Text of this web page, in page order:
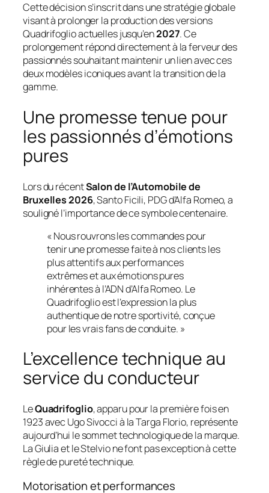
Cette décision s’inscrit dans une stratégie globale
visant à prolonger la production des versions
Quadrifoglio actuelles jusqu’en2027. Ce
prolongement répond directement à la ferveur des
passionnés souhaitant maintenir un lien avec ces
deux modèles iconiques avant la transition de la
gamme.
Une promesse tenue pour
les passionnés d’émotions
pures
Lors du récentSalon de l’Automobile de
Bruxelles 2026, Santo Ficili, PDG d’Alfa Romeo, a
souligné l’importance de ce symbole centenaire.
« Nous rouvrons les commandes pour
tenir une promesse faite à nos clients les
plus attentifs aux performances
extrêmes et aux émotions pures
inhérentes à l’ADN d’Alfa Romeo. Le
Quadrifoglio est l’expression la plus
authentique de notre sportivité, conçue
pour les vrais fans de conduite. »
L’excellence technique au
service du conducteur
LeQuadrifoglio, apparu pour la première fois en
1923 avec Ugo Sivocci à la Targa Florio, représente
aujourd’hui le sommet technologique de la marque.
La Giulia et le Stelvio ne font pas exception à cette
règle de pureté technique.
Motorisation et performances